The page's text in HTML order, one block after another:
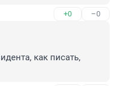
+0 –0
как писать,